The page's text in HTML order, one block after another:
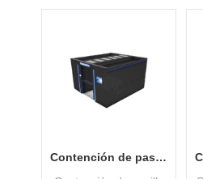
Contención de pasillo frío y caliente con bajo PUE